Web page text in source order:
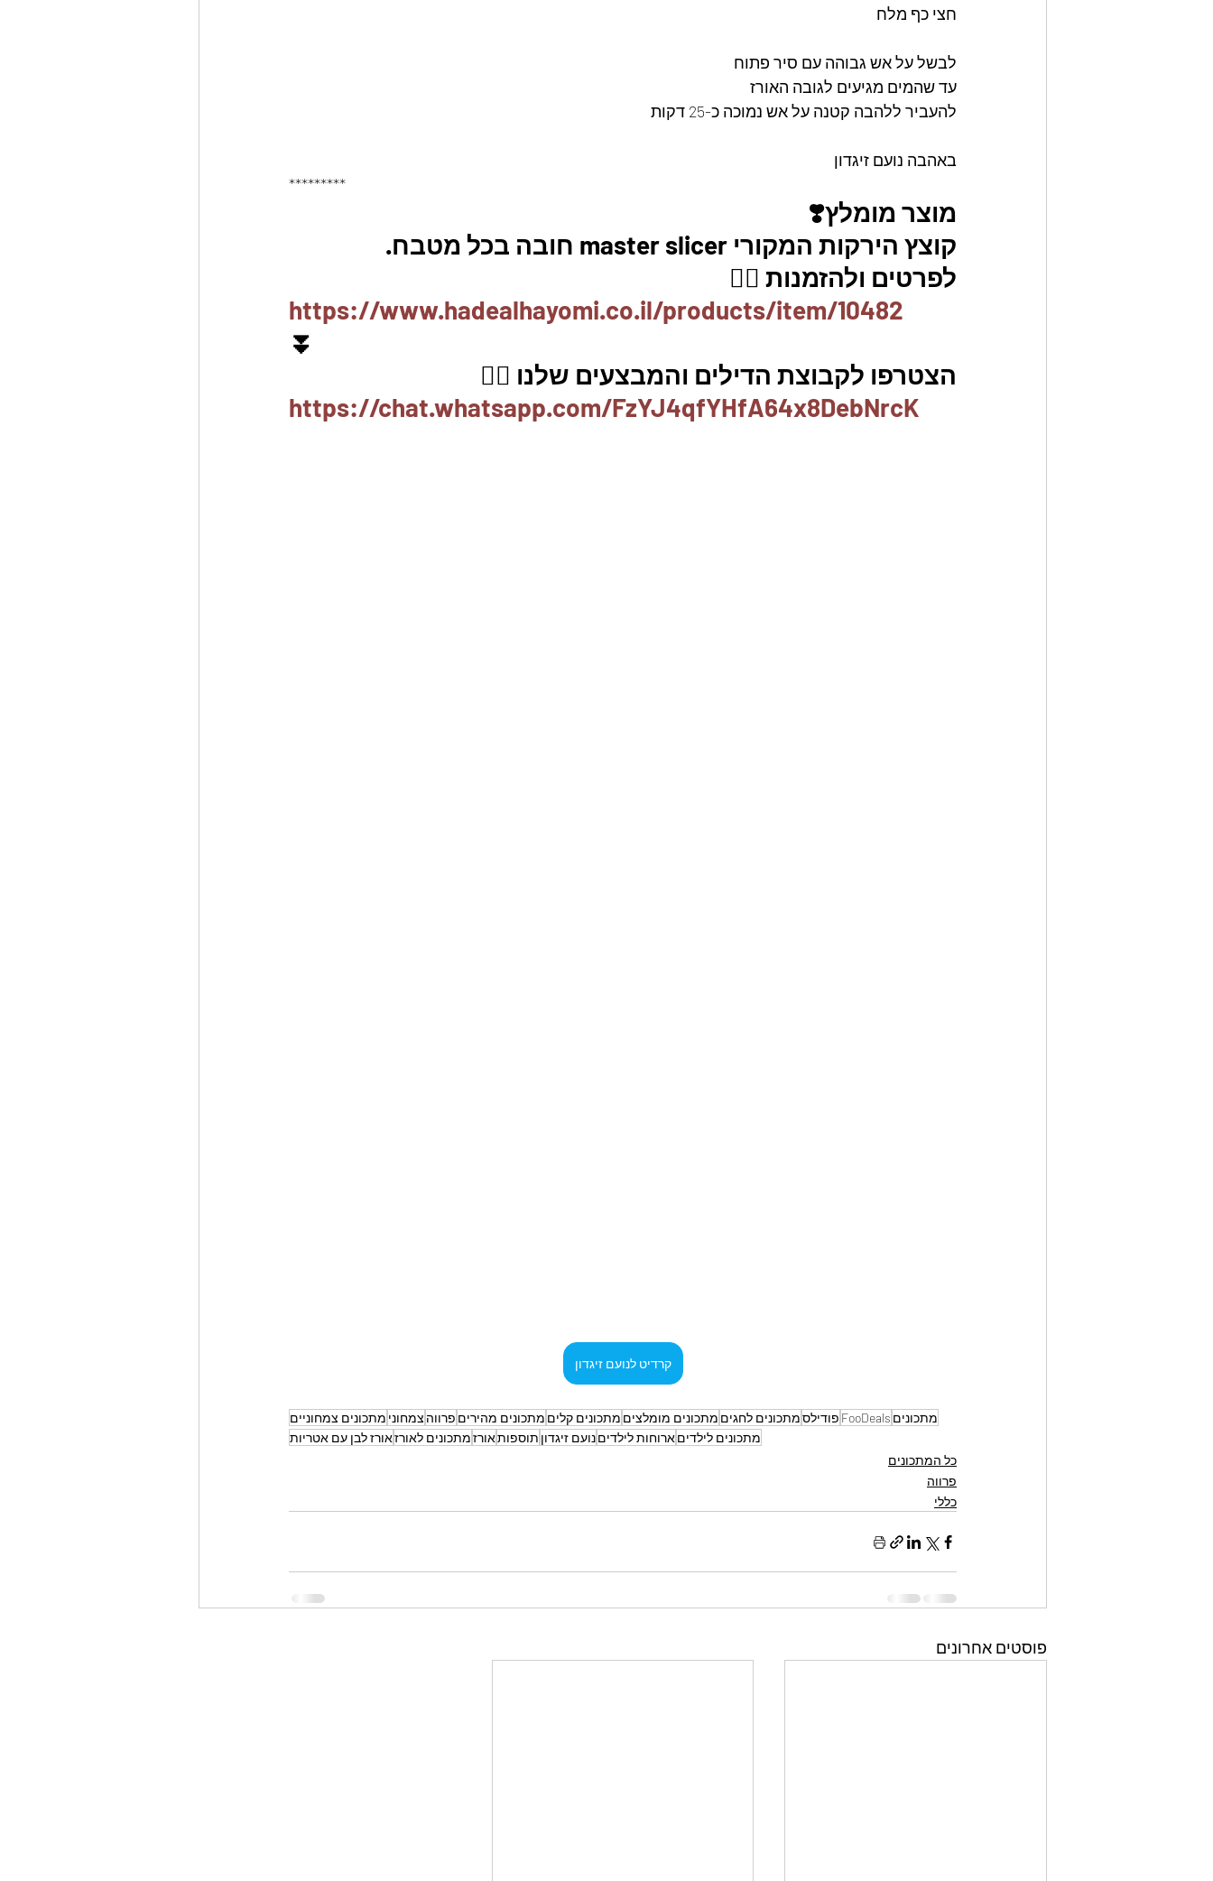
חצי כף מלח
לבשל על אש גבוהה עם סיר פתוח
עד שהמים מגיעים לגובה האורז
להעביר ללהבה קטנה על אש נמוכה כ-25 דקות
באהבה נועם זיגדון
*********
מוצר מומלץ❣️
קוצץ הירקות המקורי master slicer חובה בכל מטבח.
לפרטים ולהזמנות 👇🏼
https://www.hadealhayomi.co.il/products/item/10482
⏬
הצטרפו לקבוצת הדילים והמבצעים שלנו 👇🏽
https://chat.whatsapp.com/FzYJ4qfYHfA64x8DebNrcK
קרדיט לנועם זיגדון
מתכונים FooDeals פודילסמתכונים לחגים מתכונים מומלצים מתכונים קלים מתכונים מהירים פרווה צמחוני מתכונים צמחוניים
מתכונים לילדיםארוחות לילדיםנועם זיגדון תוספותאורזמתכונים לאורזאורז לבן עם אטריות
כל המתכונים
פרווה
כללי
פוסטים אחרונים